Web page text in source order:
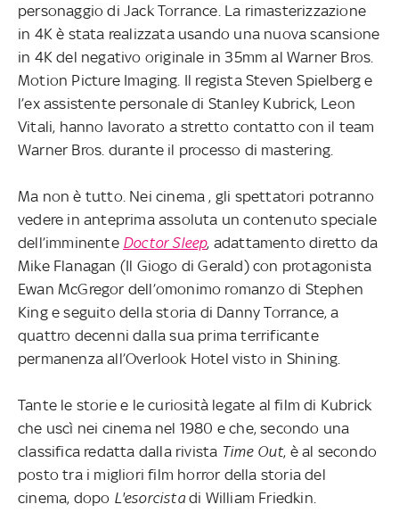
personaggio di Jack Torrance. La rimasterizzazione
in 4K è stata realizzata usando una nuova scansione
in 4K del negativo originale in 35mm al Warner Bros.
Motion Picture Imaging. Il regista Steven Spielberg e
l’ex assistente personale di Stanley Kubrick, Leon
Vitali, hanno lavorato a stretto contatto con il team
Warner Bros. durante il processo di mastering.
Ma non è tutto. Nei cinema , gli spettatori potranno
vedere in anteprima assoluta un contenuto speciale
dell’imminente Doctor Sleep, adattamento diretto da
Mike Flanagan (Il Giogo di Gerald) con protagonista
Ewan McGregor dell’omonimo romanzo di Stephen
King e seguito della storia di Danny Torrance, a
quattro decenni dalla sua prima terrificante
permanenza all’Overlook Hotel visto in Shining.
Tante le storie e le curiosità legate al film di Kubrick
che uscì nei cinema nel 1980 e che, secondo una
classifica redatta dalla rivista Time Out, è al secondo
posto tra i migliori film horror della storia del
cinema, dopo L'esorcistadi William Friedkin.